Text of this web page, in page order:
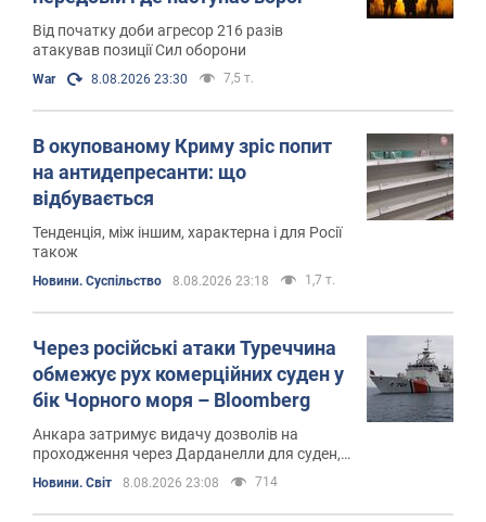
Від початку доби агресор 216 разів
атакував позиції Сил оборони
War 8.08.2026 23:30 7,5 т.
В окупованому Криму зріс попит
на антидепресанти: що
відбувається
Тенденція, між іншим, характерна і для Росії
також
Новини. Суспільство 8.08.2026 23:18 1,7 т.
Через російські атаки Туреччина
обмежує рух комерційних суден у
бік Чорного моря – Bloomberg
Анкара затримує видачу дозволів на
проходження через Дарданелли для суден,
що прямують до Новоросійська та, за
деякими даними, України
Новини. Світ 8.08.2026 23:08 714